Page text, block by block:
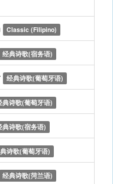
Classic (Filipino)
经典诗歌(宿务语)
经典诗歌(葡萄牙语)
典诗歌(葡萄牙语)
典诗歌(宿务语)
诗歌(葡萄牙语)
经典诗歌(菏兰语)